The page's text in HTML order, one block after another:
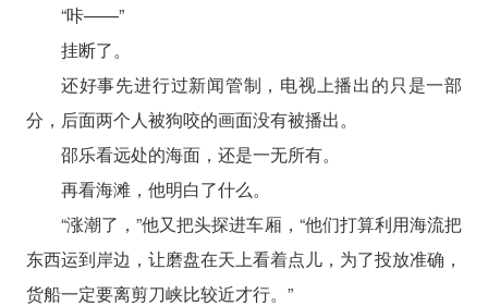
“咔——”
挂断了。
还好事先进行过新闻管制，电视上播出的只是一部
分，后面两个人被狗咬的画面没有被播出。
邵乐看远处的海面，还是一无所有。
再看海滩，他明白了什么。
“涨潮了，”他又把头探进车厢，“他们打算利用海流把
东西运到岸边，让磨盘在天上看着点儿，为了投放准确，
货船一定要离剪刀峡比较近才行。”